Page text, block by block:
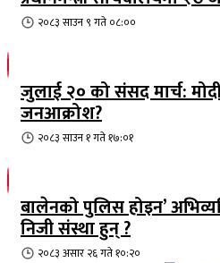
२०८३ साउन ९ गते ०८:००
जुलाई २० को संसद मार्च:
जनआक्रोश?
२०८३ साउन १ गते १७:०१
बालेनको पुलिस होइन’
निजी संस्था हुन् ?
२०८३ असार २६ गते १०:२०